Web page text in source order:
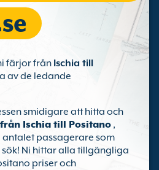
färjor från Ischia till
av de ledande
smidigare att hitta och
Ischia till Positano ,
passagerare som
sök! Ni hittar alla tillgängliga
priser och